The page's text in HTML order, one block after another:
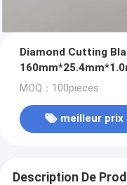
Diamond Cutting
MOQ：100pieces
meilleur prix
Description De